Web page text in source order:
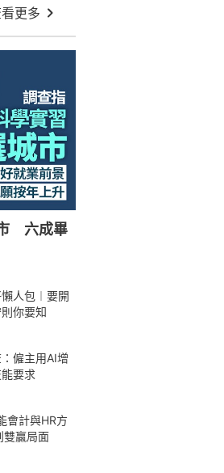
更多
六成畢
人包︱要開
你要知
僱主用AI增
要求
會計與HR方
雙贏局面